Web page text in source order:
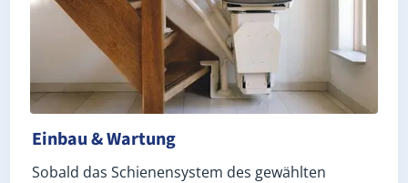
Einbau & Wartung
Sobald das Schienensystem des gewählten